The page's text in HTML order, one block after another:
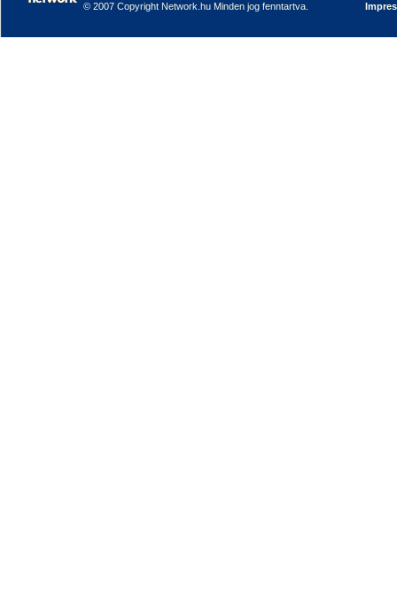
© 2007 Copyright Network.hu Minden jog fenntartva.